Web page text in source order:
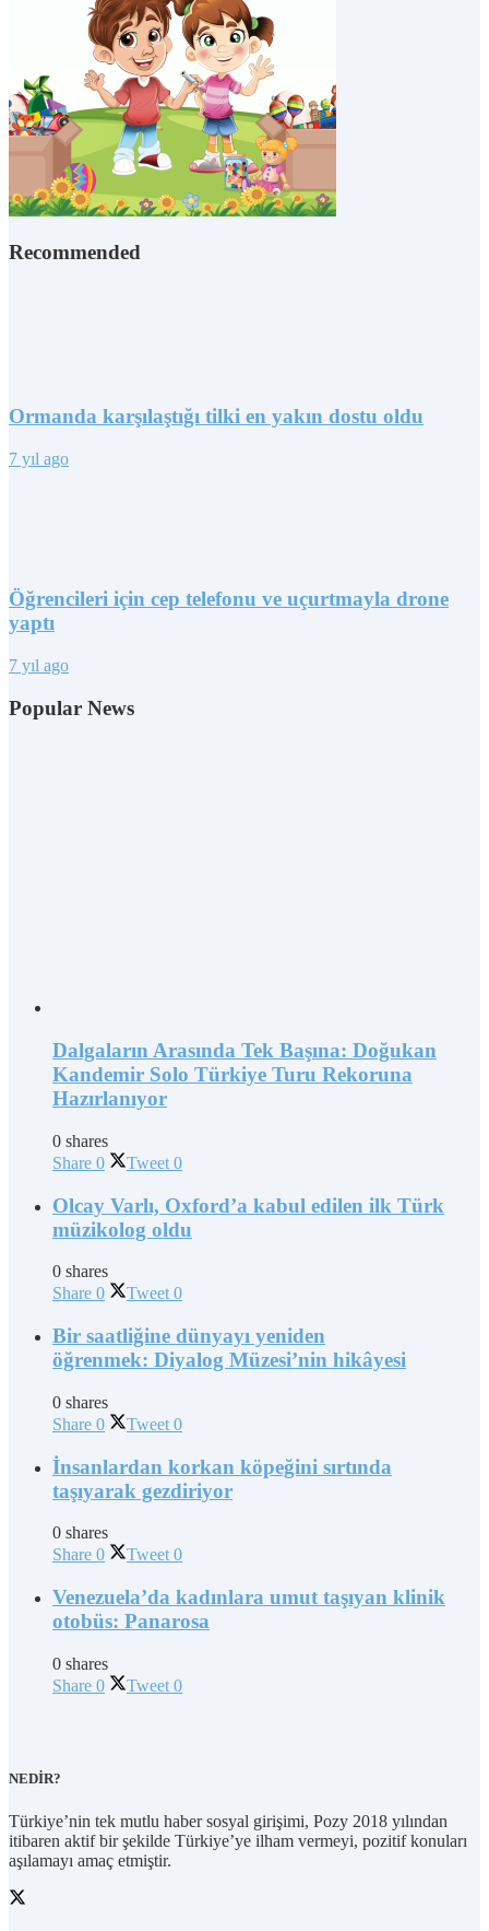
Recommended
Ormanda karşılaştığı tilki en yakın dostu oldu
7 yıl ago
Öğrencileri için cep telefonu ve uçurtmayla drone
yaptı
7 yıl ago
Popular News
Dalgaların Arasında Tek Başına: Doğukan
Kandemir Solo Türkiye Turu Rekoruna
Hazırlanıyor
0 shares
Share 0 Tweet 0
Olcay Varlı, Oxford’a kabul edilen ilk Türk
müzikolog oldu
0 shares
Share 0 Tweet 0
Bir saatliğine dünyayı yeniden
öğrenmek: Diyalog Müzesi’nin hikâyesi
0 shares
Share 0 Tweet 0
İnsanlardan korkan köpeğini sırtında
taşıyarak gezdiriyor
0 shares
Share 0 Tweet 0
Venezuela’da kadınlara umut taşıyan klinik
otobüs: Panarosa
0 shares
Share 0 Tweet 0
NEDİR?
Türkiye’nin tek mutlu haber sosyal girişimi, Pozy 2018 yılından
itibaren aktif bir şekilde Türkiye’ye ilham vermeyi, pozitif konuları
aşılamayı amaç etmiştir.